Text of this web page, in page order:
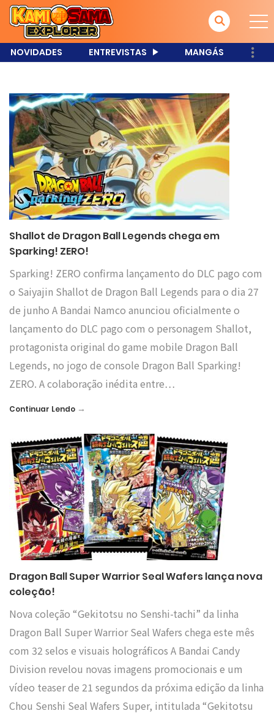
NOVIDADES ENTREVISTAS MANGÁS
Shallot de Dragon Ball Legends chega em
Sparking! ZERO!
Sparking! ZERO confirma lançamento do DLC pago com
o Saiyajin Shallot de Dragon Ball Legends para o dia 27
de junho A Bandai Namco anunciou oficialmente o
lançamento do DLC pago com o personagem Shallot,
protagonista original do game mobile Dragon Ball
Legends, no jogo de console Dragon Ball Sparking!
ZERO. A colaboração inédita entre…
Continuar Lendo →
Dragon Ball Super Warrior Seal Wafers lança nova
coleção!
Nova coleção “Gekitotsu no Senshi-tachi” da linha
Dragon Ball Super Warrior Seal Wafers chega este mês
com 32 selos e visuais holográficos A Bandai Candy
Division revelou novas imagens promocionais e um
vídeo teaser de 21 segundos da próxima edição da linha
Chou Senshi Seal Wafers Super, intitulada “Gekitotsu